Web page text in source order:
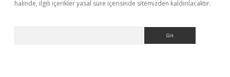
halinde, ilgili içerikler yasal süre içerisinde sitemizden kaldırılacaktır.